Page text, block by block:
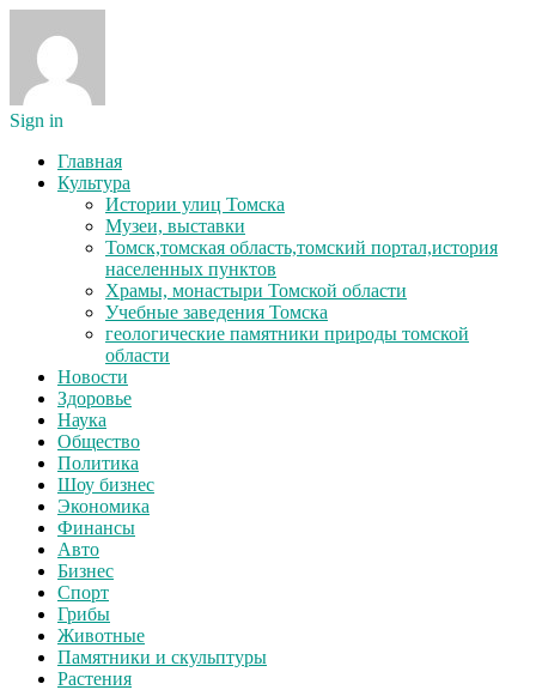
Sign in
Главная
Культура
Истории улиц Томска
Музеи, выставки
Томск,томская область,томский портал,история
населенных пунктов
Храмы, монастыри Томской области
Учебные заведения Томска
геологические памятники природы томской
области
Новости
Здоровье
Наука
Общество
Политика
Шоу бизнес
Экономика
Финансы
Авто
Бизнес
Спорт
Грибы
Животные
Памятники и скульптуры
Растения